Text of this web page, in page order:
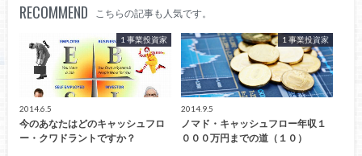
RECOMMEND こちらの記事も人気です。
1 事業投資家
2014.6.5
今のあなたはどのキャッシュフロ
ー・クワドラントですか？
1 事業投資家
2014.9.5
ノマド・キャッシュフロー年収１
０００万円までの道（１０）